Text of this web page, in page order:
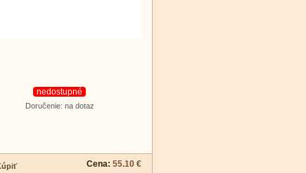
nedostupné
Doručenie: na dotaz
Cena: 55.10 €